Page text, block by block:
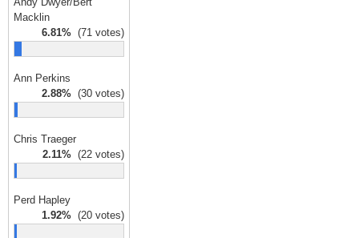
Macklin
6.81% (71 votes)
Ann Perkins
2.88% (30 votes)
Chris Traeger
2.11% (22 votes)
Perd Hapley
1.92% (20 votes)